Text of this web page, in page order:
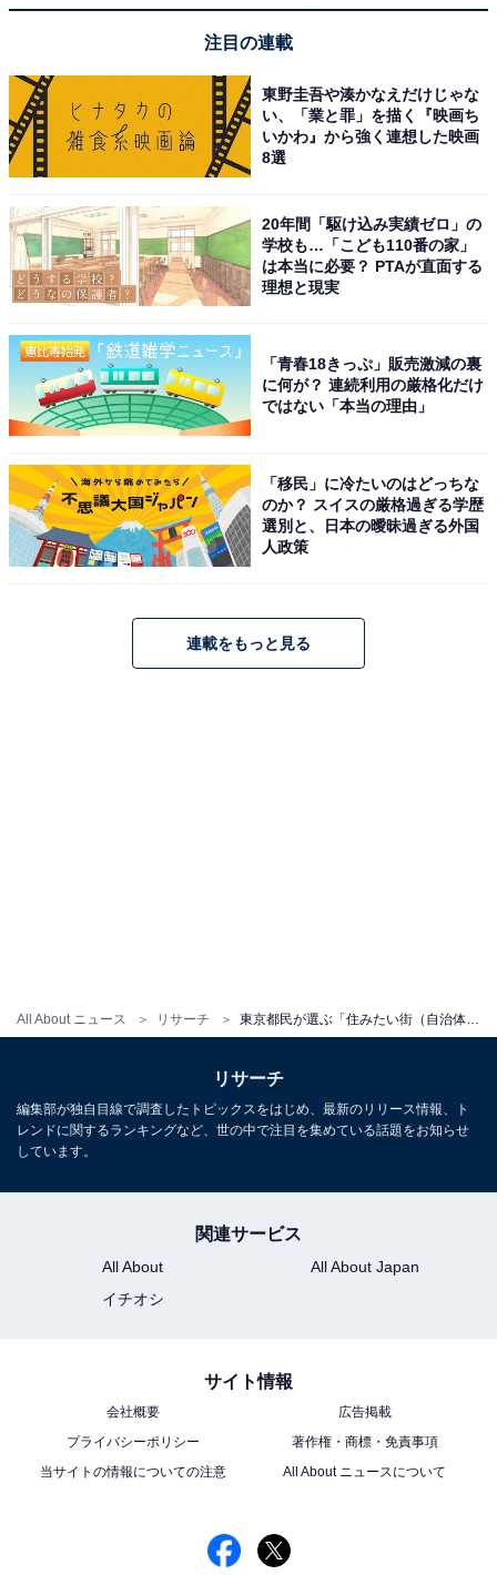
All About ニュース リサーチ
注目の連載
東野圭吾や湊かなえだけじゃな
い、「業と罪」を描く『映画ち
いかわ』から強く連想した映画
8選
20年間「駆け込み実績ゼロ」の
学校も…「こども110番の家」
は本当に必要？ PTAが直面する
理想と現実
「青春18きっぷ」販売激減の裏
に何が？ 連続利用の厳格化だけ
ではない「本当の理由」
「移民」に冷たいのはどっちな
のか？ スイスの厳格過ぎる学歴
選別と、日本の曖昧過ぎる外国
人政策
連載をもっと見る
リサーチ
編集部が独自目線で調査したトピックスをはじめ、最新のリリース情報、ト
レンドに関するランキングなど、世の中で注目を集めている話題をお知らせ
しています。
関連サービス
All About
All About Japan
イチオシ
サイト情報
会社概要
広告掲載
プライバシーポリシー
著作権・商標・免責事項
当サイトの情報についての注意
All About ニュースについて